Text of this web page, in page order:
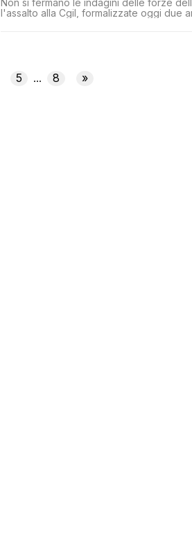
l'assalto alla Cgil, formalizzate oggi due
5 ... 8 »